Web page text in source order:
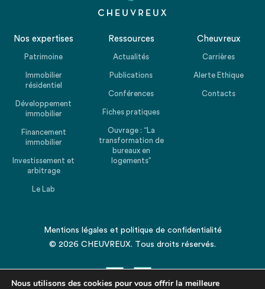
Nos expertises
Patrimoine
Immobilier
résidentiel
Développement
immobilier
Financement
immobilier
Investissement et
arbitrage
Le Lab
Ressources
Actualités
Publications
Conférences
Fiches pratiques
Ouvrage : “La
transformation de
bureaux en
logements”
Cheuvreux
Carrières
Alerte Ethique
Contacts
Mentions légales et politique de confidentialité
© 2026 CHEUVREUX. Tous droits réservés.
Nous utilisons des cookies pour vous offrir la meilleure